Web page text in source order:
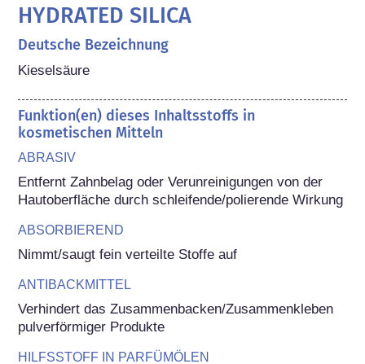
HYDRATED SILICA
Deutsche Bezeichnung
Kieselsäure
Funktion(en) dieses Inhaltsstoffs in
kosmetischen Mitteln
ABRASIV
Entfernt Zahnbelag oder Verunreinigungen von der
Hautoberfläche durch schleifende/polierende Wirkung
ABSORBIEREND
Nimmt/saugt fein verteilte Stoffe auf
ANTIBACKMITTEL
Verhindert das Zusammenbacken/Zusammenkleben
pulverförmiger Produkte
HILFSSTOFF IN PARFÜMÖLEN